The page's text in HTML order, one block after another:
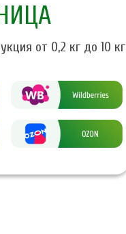
от 0,2 кг до 10 кг